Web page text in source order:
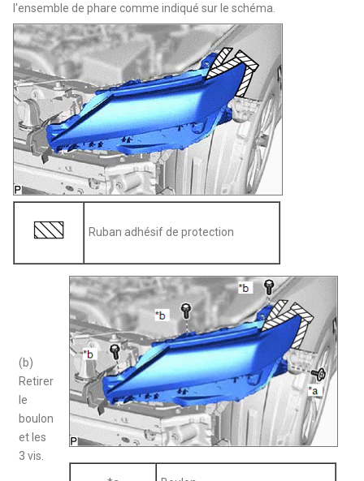
l'ensemble de phare comme indiqué sur le schéma.
Ruban adhésif de protection
(b)
Retirer
le
boulon
et les
3 vis.